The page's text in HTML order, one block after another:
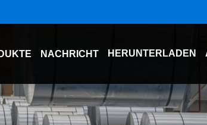
NACHRICHT HERUNTERLADEN